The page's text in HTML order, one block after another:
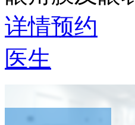
详情预约
医生